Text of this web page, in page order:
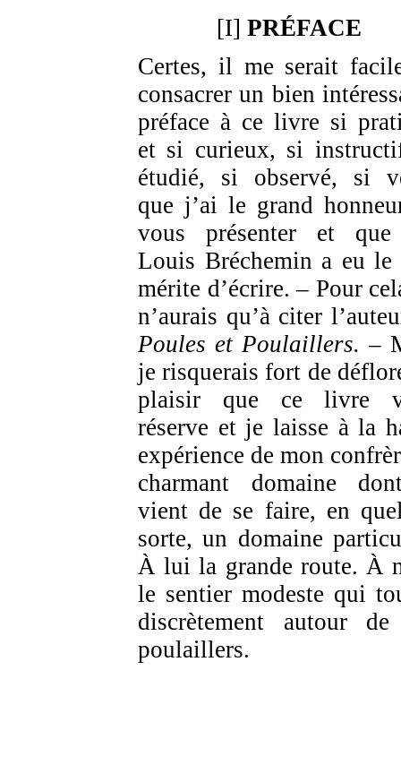
[I] PRÉFACE
Certes, il me serait
consacrer un bien
préface à ce livre si
et si curieux, si
étudié, si observé, si
que j’ai le grand
vous présenter et
Louis Bréchemin a eu le
mérite d’écrire. – Pour
n’aurais qu’à citer
Poules et Poulaillers. –
je risquerais fort de
plaisir que ce livre
réserve et je laisse à la
expérience de mon
charmant domaine
vient de se faire, en
sorte, un domaine
À lui la grande route. À
le sentier modeste qui
discrètement autour de
poulaillers.